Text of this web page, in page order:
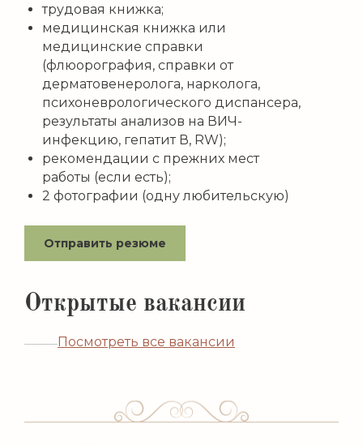
трудовая книжка;
медицинская книжка или
медицинские справки
(флюорография, справки от
дерматовенеролога, нарколога,
психоневрологического диспансера,
результаты анализов на ВИЧ-
инфекцию, гепатит В, RW);
рекомендации с прежних мест
работы (если есть);
2 фотографии (одну любительскую)
Отправить резюме
Открытые вакансии
Посмотреть все вакансии